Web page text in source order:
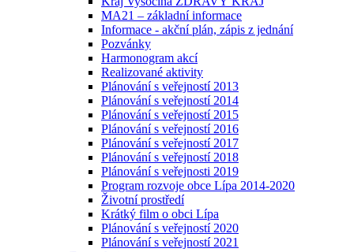
MA21 – základní informace
Informace - akční plán, zápis z jednání
Pozvánky
Harmonogram akcí
Realizované aktivity
Plánování s veřejností 2013
Plánování s veřejností 2014
Plánování s veřejností 2015
Plánování s veřejností 2016
Plánování s veřejností 2017
Plánování s veřejností 2018
Plánování s veřejnosti 2019
Program rozvoje obce Lípa 2014-2020
Životní prostředí
Krátký film o obci Lípa
Plánování s veřejností 2020
Plánování s veřejností 2021